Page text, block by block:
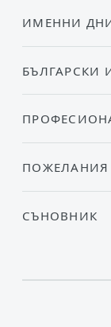
ИМЕННИ
БЪЛГАРСКИ
ПОЖЕЛАНИЯ
СЪНОВНИК